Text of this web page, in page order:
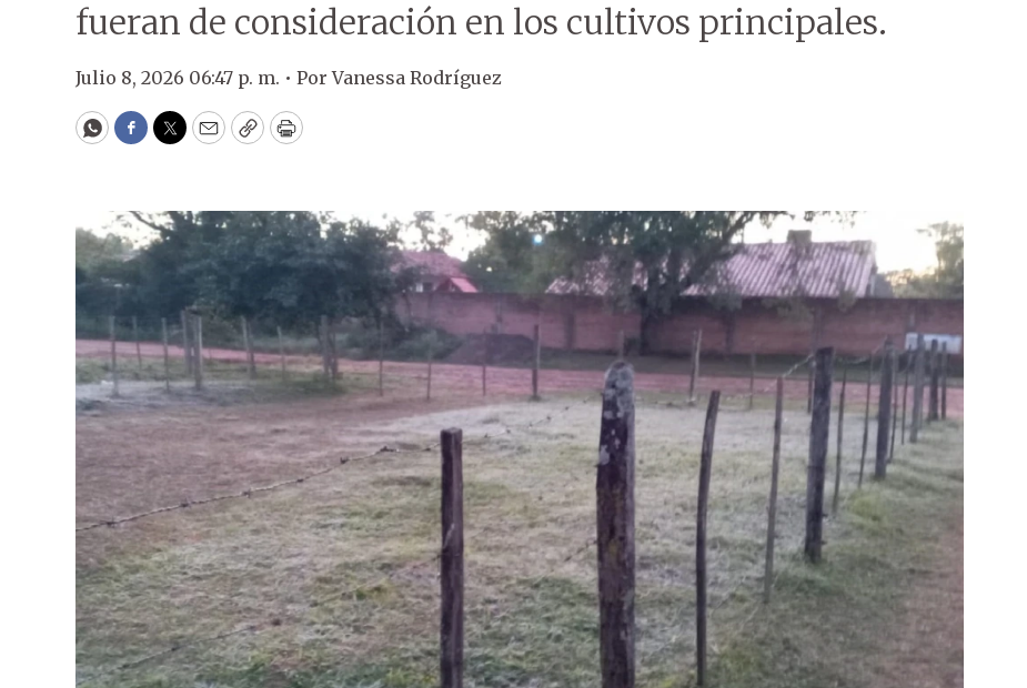
fueran de consideración en los cultivos principales.
Julio 8, 2026 06:47 p. m. • PorVanessa Rodríguez
WhatsApp
Facebook
Twitter
EmailCopyPrint